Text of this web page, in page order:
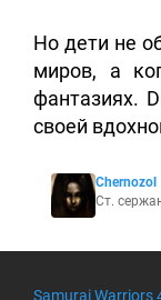
Но дети не
миров, а
фантазиях.
своей
Chernozol
Ст.
Samurai Warriors